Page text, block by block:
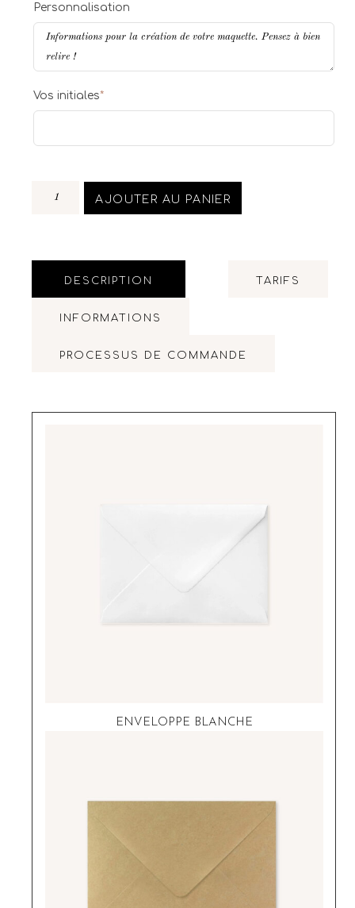
Personnalisation
Vos initiales*
AJOUTER AU PANIER
DESCRIPTION TARIFS
INFORMATIONS
PROCESSUS DE COMMANDE
ENVELOPPE BLANCHE